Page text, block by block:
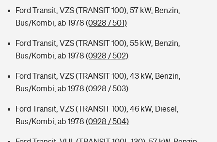
Ford Transit, VZS (TRANSIT 100), 57 kW, Benzin,
Bus/Kombi, ab 1978 (0928 / 501)
Ford Transit, VZS (TRANSIT 100), 55 kW, Benzin,
Bus/Kombi, ab 1978 (0928 / 502)
Ford Transit, VZS (TRANSIT 100), 43 kW, Benzin,
Bus/Kombi, ab 1978 (0928 / 503)
Ford Transit, VZS (TRANSIT 100), 46 kW, Diesel,
Bus/Kombi, ab 1978 (0928 / 504)